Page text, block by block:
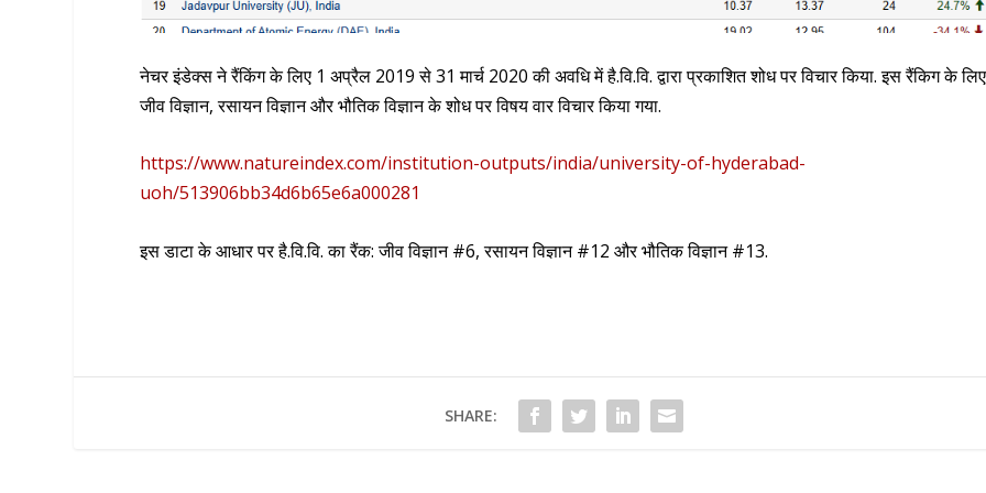
नेचर इंडेक्स ने रैंकिंग के लिए 1 अप्रैल 2019 से 31 मार्च 2020 की अवधि में है.वि.वि. द्वारा प्रकाशित शोध पर विचार किया. इस रैंकिग के लिए
जीव विज्ञान, रसायन विज्ञान और भौतिक विज्ञान के शोध पर विषय वार विचार किया गया.
https://www.natureindex.com/institution-outputs/india/university-of-hyderabad-
uoh/513906bb34d6b65e6a000281
इस डाटा के आधार पर है.वि.वि. का रैंक: जीव विज्ञान #6, रसायन विज्ञान #12 और भौतिक विज्ञान #13.
SHARE: